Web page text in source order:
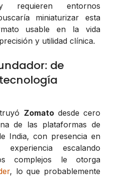
requieren entornos
miniaturizar esta
usable en la vida
y utilidad clínica.
de
Zomatodesde cero
de las plataformas de
India, con presencia en
escalando
complejos le otorga
, lo que probablemente